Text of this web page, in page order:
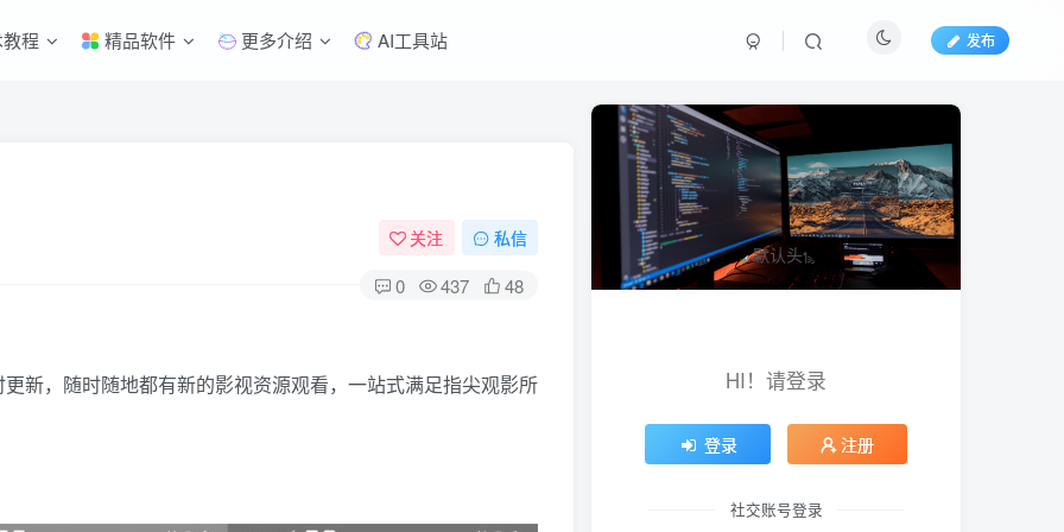
程 精品软件 更多介绍 AI工具站 发布
关注 私信
0 437 48
新，随时随地都有新的影视资源观看，一站式满足指尖观影所 HI！请登录
登录 注册
社交账号登录